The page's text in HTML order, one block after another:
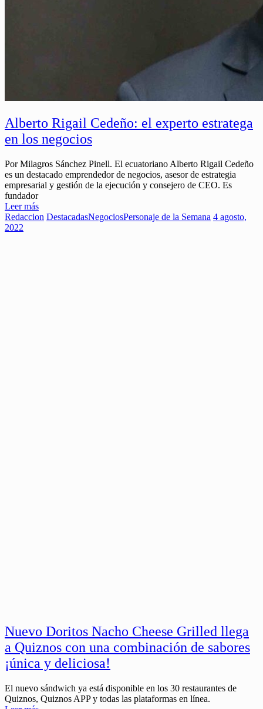
Alberto Rigail Cedeño: el experto estratega
en los negocios
Por Milagros Sánchez Pinell. El ecuatoriano Alberto Rigail Cedeño
es un destacado emprendedor de negocios, asesor de estrategia
empresarial y gestión de la ejecución y consejero de CEO. Es
fundador
Leer más
Redaccion DestacadasNegociosPersonaje de la Semana 4 agosto,
2022
Nuevo Doritos Nacho Cheese Grilled llega
a Quiznos con una combinación de sabores
¡única y deliciosa!
El nuevo sándwich ya está disponible en los 30 restaurantes de
Quiznos, Quiznos APP y todas las plataformas en línea.